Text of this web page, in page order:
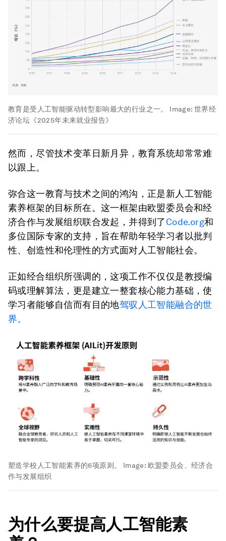
教育是受人工智能驱动转型影响最大的行业之一。 Image:世界经
济论坛《2025年未来就业报告》
然而，尽管技术变革日新月异，教育系统却常常难
以跟上。
弥合这一教育与技术之间的鸿沟，正是新人工智能
素养框架的目标所在。这一框架由欧盟委员会和经
济合作与发展组织联合发起，并得到了Code.org和
多位国际专家的支持，旨在帮助年轻学习者以批判
性、创造性和伦理性的方式面对人工智能社会。
正如经合组织所强调的，这项工作不仅仅是教授编
码或理解算法，更是建立一整套核心能力基础，使
学习者能够自信而有目的地驾驭人工智能融合的世
界。
塑造学校人工智能素养的6项原则。 Image: 欧盟委员会、经济合
作与发展组织
为什么要提高人工智能素